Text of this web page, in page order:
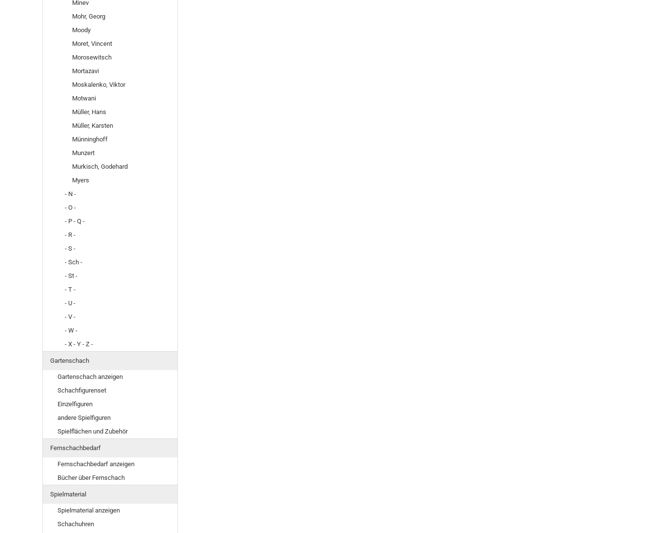
Minev
Mohr, Georg
Moody
Moret, Vincent
Morosewitsch
Mortazavi
Moskalenko, Viktor
Motwani
Müller, Hans
Müller, Karsten
Münninghoff
Munzert
Murkisch, Godehard
Myers
- N -
- O -
- P - Q -
- R -
- S -
- Sch -
- St -
- T -
- U -
- V -
- W -
- X - Y - Z -
Gartenschach
Gartenschach anzeigen
Schachfigurenset
Einzelfiguren
andere Spielfiguren
Spielflächen und Zubehör
Fernschachbedarf
Fernschachbedarf anzeigen
Bücher über Fernschach
Spielmaterial
Spielmaterial anzeigen
Schachuhren